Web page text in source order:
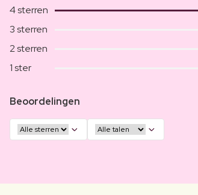
4 sterren
3 sterren
2 sterren
1 ster
Beoordelingen